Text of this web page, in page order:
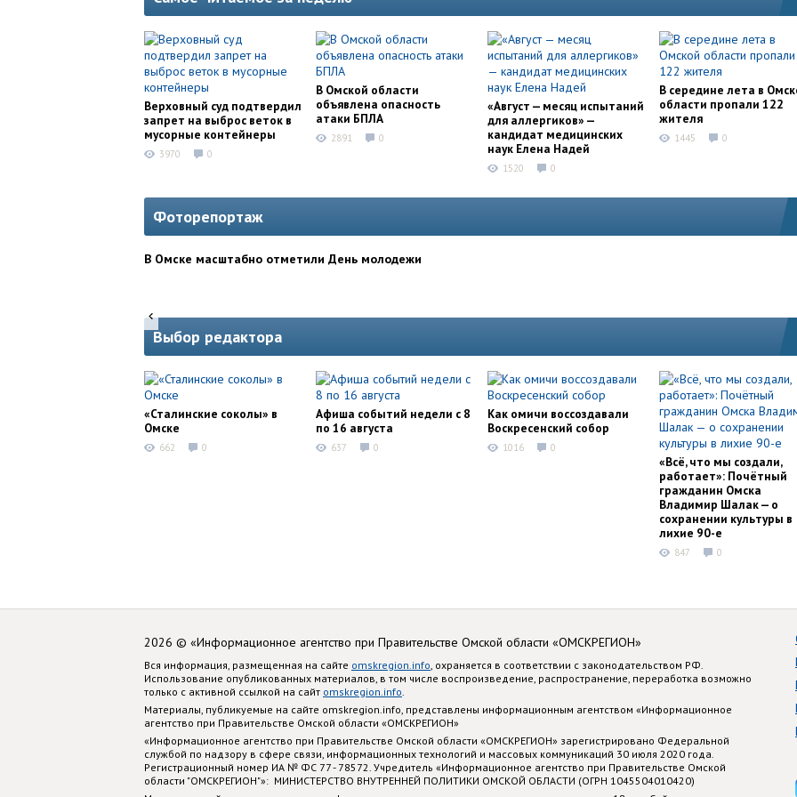
Верховный суд подтвердил
запрет на выброс веток в
мусорные контейнеры
3970 0
В Омской области
объявлена опасность
атаки БПЛА
2891 0
«Август — месяц испытаний
для аллергиков» —
кандидат медицинских
наук Елена Надей
1520 0
В середине лета в
области пропали 122
жителя
1445 0
Фоторепортаж
В Омске масштабно отметили День молодежи
Выбор редактора
«Сталинские соколы» в
Омске
662 0
Афиша событий недели с 8
по 16 августа
637 0
Как омичи воссоздавали
Воскресенский собор
1016 0
«Всё, что мы создали,
работает»: Почётный
гражданин Омска
Владимир Шалак — о
сохранении культуры в
лихие 90-е
847 0
2026 © «Информационное агентство при Правительстве Омской области «ОМСКРЕГИОН»
Вся информация, размещенная на сайте omskregion.info, охраняется в соответствии с законодательством РФ.
Использование опубликованных материалов, в том числе воспроизведение, распространение, переработка возможно
только с активной ссылкой на сайт omskregion.info.
Материалы, публикуемые на сайте omskregion.info, представлены информационным агентством «Информационное
агентство при Правительстве Омской области «ОМСКРЕГИОН»
«Информационное агентство при Правительстве Омской области «ОМСКРЕГИОН» зарегистрировано Федеральной
службой по надзору в сфере связи, информационных технологий и массовых коммуникаций 30 июля 2020 года.
Регистрационный номер ИА № ФС 77 - 78572. Учредитель «Информационное агентство при Правительстве Омской
области "ОМСКРЕГИОН"»: МИНИСТЕРСТВО ВНУТРЕННЕЙ ПОЛИТИКИ ОМСКОЙ ОБЛАСТИ (ОГРН 1045504010420)